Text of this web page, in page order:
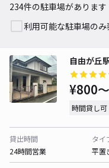
234件の駐車場があります
利用可能な駐車場のみ
自由が丘
¥800〜
時間貸し可
貸出時間
24時間営業
タイ
平置